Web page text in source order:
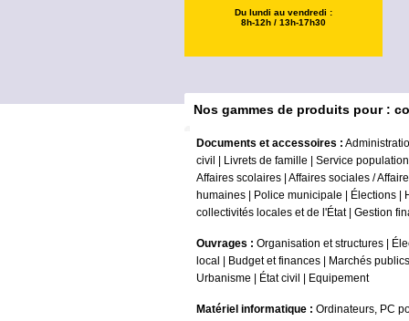
Du lundi au vendredi :
8h-12h / 13h-17h30
Nos gammes de produits pour :
Documents et accessoires :
civil
Livrets de famille
Service population
Affaires scolaires Affaires sociales /
humaines
Police municipale Élections
collectivités locales et de l'État Gestion
Ouvrages : Organisation et structures
local
Budget et finances
Marchés publics
Urbanisme
État civil Equipement
Matériel informatique : Ordinateurs, PC